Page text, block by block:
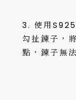
3. 使用
勾扯鍊子，
點，鍊子無